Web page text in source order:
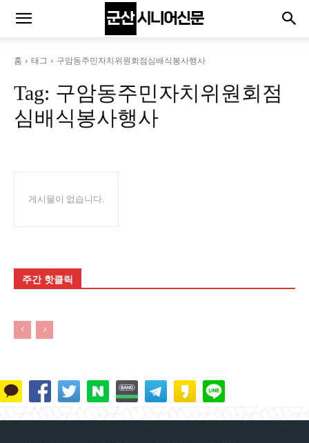
홈 태그 구암동주민자치위원회점심배식봉사행사
Tag: 구암동주민자치위원회점
심배식봉사행사
게시물이 없습니다.
주간 핫클릭